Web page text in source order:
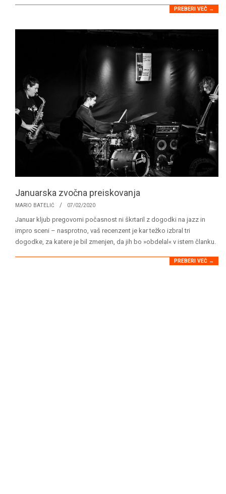
PREBERI VEČ →
Januarska zvočna preiskovanja
2020-
02-
07
MARIO BATELIĆ 07/02/2020
Januar kljub pregovorni počasnost ni škrtaril z dogodki na jazz in
impro sceni – nasprotno, vaš recenzent je kar težko izbral tri
dogodke, za katere je bil zmenjen, da jih bo »obdelal« v istem članku.
PREBERI VEČ →